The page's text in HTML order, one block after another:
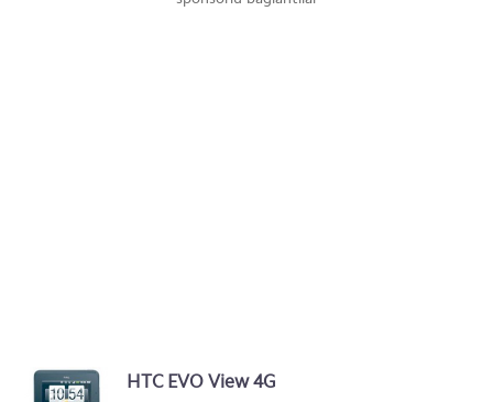
HTC EVO View 4G